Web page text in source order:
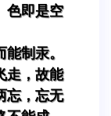
色即是空
制汞。
走，故能
忘，忘无